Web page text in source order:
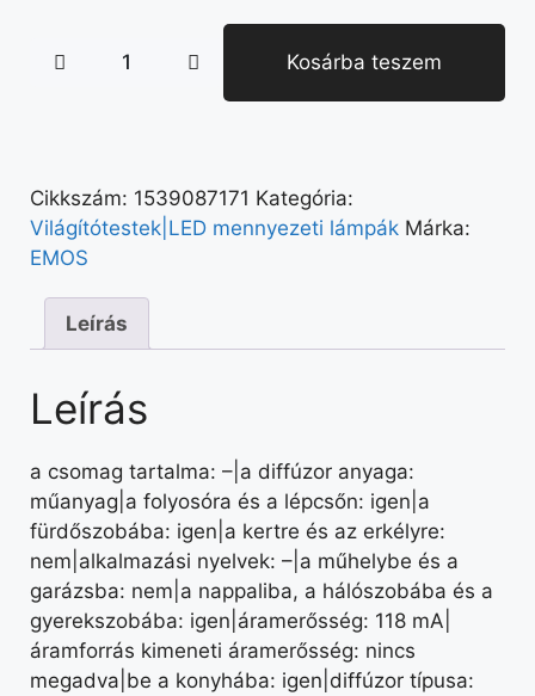
Kosárba teszem
Cikkszám: 1539087171 Kategória:
Világítótestek|LED mennyezeti lámpák Márka:
EMOS
Leírás
Leírás
a csomag tartalma: –|a diffúzor anyaga:
műanyag|a folyosóra és a lépcsőn: igen|a
fürdőszobába: igen|a kertre és az erkélyre:
nem|alkalmazási nyelvek: –|a műhelybe és a
garázsba: nem|a nappaliba, a hálószobába és a
gyerekszobába: igen|áramerősség: 118 mA|
áramforrás kimeneti áramerősség: nincs
megadva|be a konyhába: igen|diffúzor típusa: